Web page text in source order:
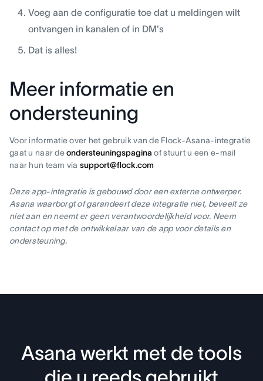
Voeg aan de configuratie toe dat u meldingen wilt
ontvangen in kanalen of in DM's
Dat is alles!
Meer informatie en
ondersteuning
Voor informatie over het gebruik van de Flock-Asana-integratie
gaat u naar deondersteuningspagina of stuurt u een e-mail
naar hun team viasupport@flock.com
Deze app-integratie is gebouwd door een externe ontwerper.
Asana waarborgt of garandeert deze integratie niet, beveelt ze
niet aan en neemt er geen verantwoordelijkheid voor. Neem
contact op met de ontwikkelaar van de app voor details en
ondersteuning.
Asana werkt met de tools